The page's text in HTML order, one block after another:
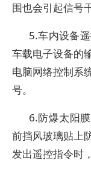
围也会引起信号
5.车内设备
车载电子设备的
电脑网络控制系
号。
6.防爆太阳
前挡风玻璃贴上
发出遥控指令时